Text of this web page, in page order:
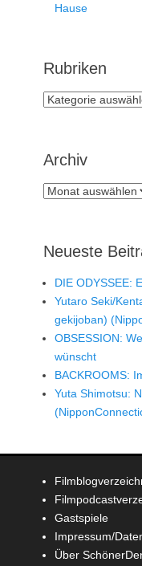
Hause
Rubriken
Rubriken
Archiv
Archiv
Neueste
DIE ODYSSEE:
Yutaro Seki/
gekijoban)
OBSESSION:
wünscht
BACKROOMS:
Yuta Shimotsu:
Gastspiele
Impressum/
Über